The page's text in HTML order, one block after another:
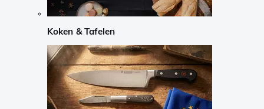
Koken & Tafelen